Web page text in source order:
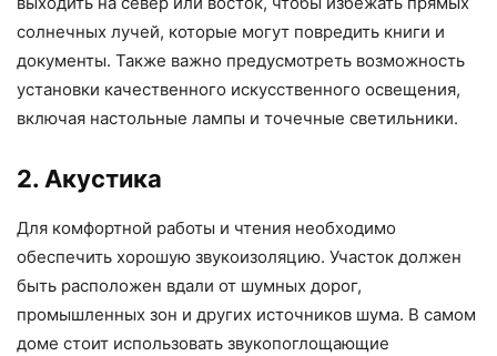
солнечных лучей, которые могут повредить книги и
документы. Также важно предусмотреть возможность
установки качественного искусственного освещения,
включая настольные лампы и точечные светильники.
2. Акустика
Для комфортной работы и чтения необходимо
обеспечить хорошую звукоизоляцию. Участок должен
быть расположен вдали от шумных дорог,
промышленных зон и других источников шума. В самом
доме стоит использовать звукопоглощающие